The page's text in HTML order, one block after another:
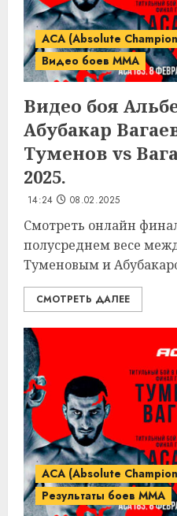
ACA (Absolute
Видео боев MMA
Видео боя
Абубакар
Туменов vs
2025.
14:24 08.02.2025
Смотреть онлайн
полусреднем весе
Туменовым и
СМОТРЕТЬ ДАЛЕЕ
ACA (Absolute
Результаты боев MMA